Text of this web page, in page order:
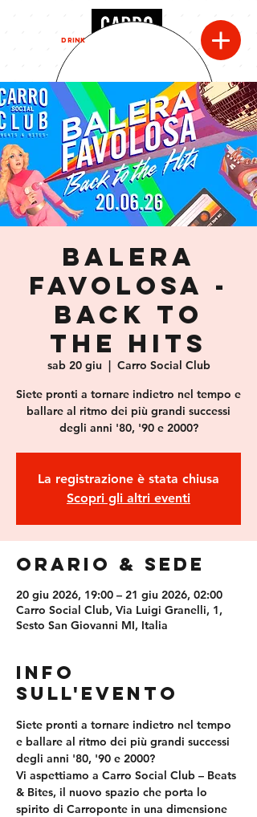
DRINK
BALERA
FAVOLOSA -
Back to
the hits
sab 20 giu
  |
Carro Social Club
Siete pronti a tornare indietro nel tempo e
ballare al ritmo dei più grandi successi
degli anni '80, '90 e 2000?
La registrazione è stata chiusa
Scopri gli altri eventi
Orario & Sede
20 giu 2026, 19:00 – 21 giu 2026, 02:00
Carro Social Club, Via Luigi Granelli, 1,
Sesto San Giovanni MI, Italia
Info
sull'evento
Siete pronti a tornare indietro nel tempo
e ballare al ritmo dei più grandi successi
degli anni '80, '90 e 2000?
Vi aspettiamo a Carro Social Club – Beats
& Bites, il nuovo spazio che porta lo
spirito di Carroponte in una dimensione